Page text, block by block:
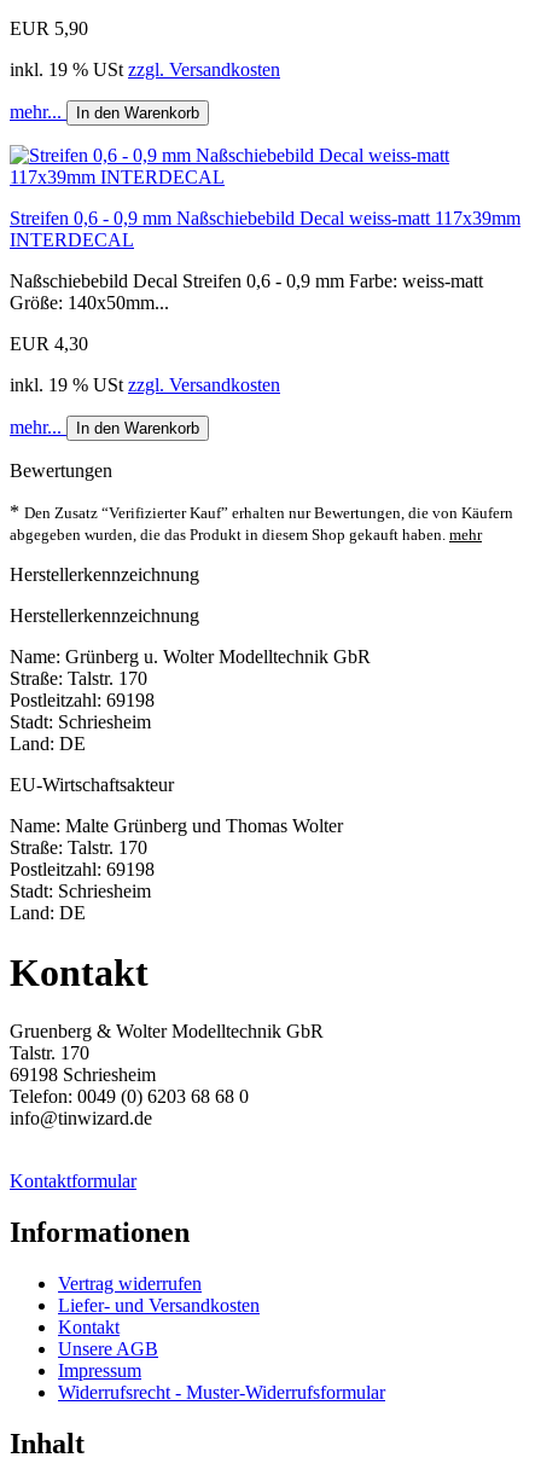
EUR 5,90
inkl. 19 % USt zzgl. Versandkosten
mehr... In den Warenkorb
Streifen 0,6 - 0,9 mm Naßschiebebild Decal weiss-matt 117x39mm
INTERDECAL
Naßschiebebild Decal Streifen 0,6 - 0,9 mm Farbe: weiss-matt
Größe: 140x50mm...
EUR 4,30
inkl. 19 % USt zzgl. Versandkosten
mehr... In den Warenkorb
Bewertungen
* Den Zusatz “Verifizierter Kauf” erhalten nur Bewertungen, die von Käufern
abgegeben wurden, die das Produkt in diesem Shop gekauft haben. mehr
Herstellerkennzeichnung
Herstellerkennzeichnung
Name: Grünberg u. Wolter Modelltechnik GbR
Straße: Talstr. 170
Postleitzahl: 69198
Stadt: Schriesheim
Land: DE
EU-Wirtschaftsakteur
Name: Malte Grünberg und Thomas Wolter
Straße: Talstr. 170
Postleitzahl: 69198
Stadt: Schriesheim
Land: DE
Kontakt
Gruenberg & Wolter Modelltechnik GbR
Talstr. 170
69198 Schriesheim
Telefon: 0049 (0) 6203 68 68 0
info@tinwizard.de
Kontaktformular
Informationen
Vertrag widerrufen
Liefer- und Versandkosten
Kontakt
Unsere AGB
Impressum
Widerrufsrecht - Muster-Widerrufsformular
Inhalt